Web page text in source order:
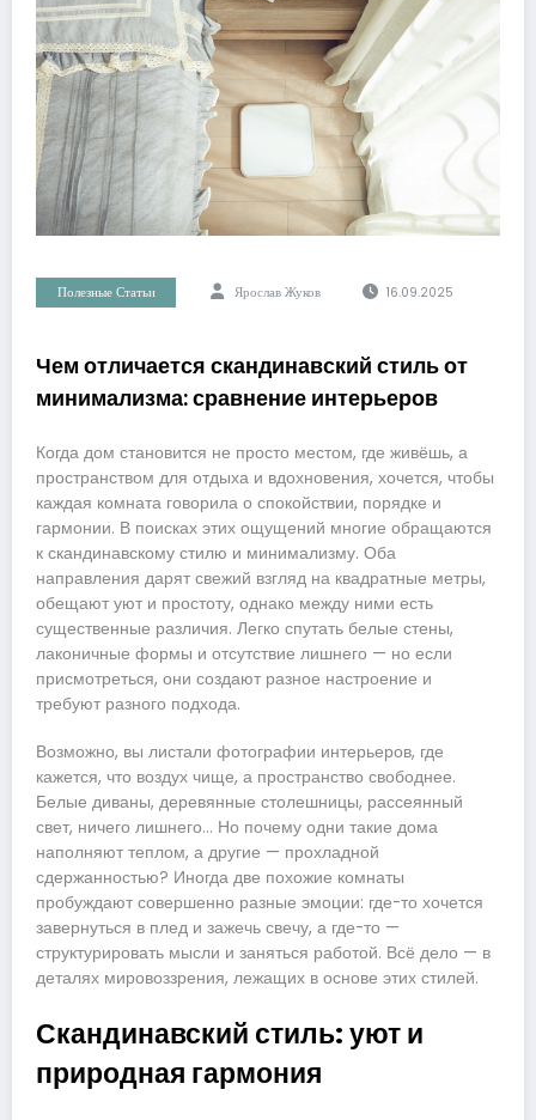
Полезные Статьи Ярослав Жуков 16.09.2025
Чем отличается скандинавский стиль от
минимализма: сравнение интерьеров
Когда дом становится не просто местом, где живёшь, а
пространством для отдыха и вдохновения, хочется, чтобы
каждая комната говорила о спокойствии, порядке и
гармонии. В поисках этих ощущений многие обращаются
к скандинавскому стилю и минимализму. Оба
направления дарят свежий взгляд на квадратные метры,
обещают уют и простоту, однако между ними есть
существенные различия. Легко спутать белые стены,
лаконичные формы и отсутствие лишнего — но если
присмотреться, они создают разное настроение и
требуют разного подхода.
Возможно, вы листали фотографии интерьеров, где
кажется, что воздух чище, а пространство свободнее.
Белые диваны, деревянные столешницы, рассеянный
свет, ничего лишнего… Но почему одни такие дома
наполняют теплом, а другие — прохладной
сдержанностью? Иногда две похожие комнаты
пробуждают совершенно разные эмоции: где-то хочется
завернуться в плед и зажечь свечу, а где-то —
структурировать мысли и заняться работой. Всё дело — в
деталях мировоззрения, лежащих в основе этих стилей.
Скандинавский стиль: уют и
природная гармония